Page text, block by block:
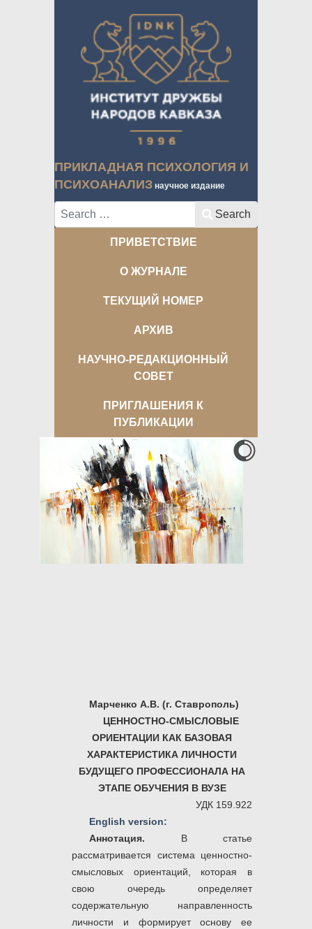
ПРИКЛАДНАЯ ПСИХОЛОГИЯ И
ПСИХОАНАЛИЗ научное издание
Search Search
ПРИВЕТСТВИЕ
О ЖУРНАЛЕ
ТЕКУЩИЙ НОМЕР
АРХИВ
НАУЧНО-РЕДАКЦИОННЫЙ
СОВЕТ
ПРИГЛАШЕНИЯ К
ПУБЛИКАЦИИ
Марченко А.В. (г. Ставрополь)
ЦЕННОСТНО-СМЫСЛОВЫЕ
ОРИЕНТАЦИИ КАК БАЗОВАЯ
ХАРАКТЕРИСТИКА ЛИЧНОСТИ
БУДУЩЕГО ПРОФЕССИОНАЛА НА
ЭТАПЕ ОБУЧЕНИЯ В ВУЗЕ
УДК 159.922
English version:
Аннотация. В статье
рассматривается
система ценностно-
смысловых ориентаций, которая в
свою очередь определяет
содержательную направленность
личности и формирует основу ее